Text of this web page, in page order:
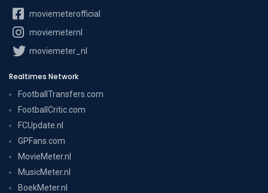
moviemeterofficial
moviemeternl
moviemeter_nl
Realtimes Network
FootballTransfers.com
FootballCritic.com
FCUpdate.nl
GPFans.com
MovieMeter.nl
MusicMeter.nl
BoekMeter.nl